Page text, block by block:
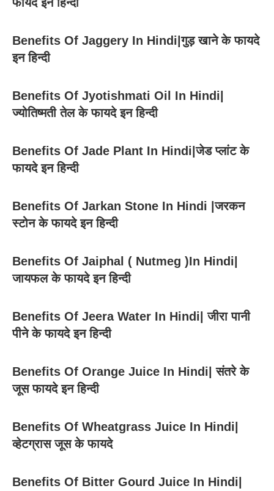
Benefits Of Jaggery In Hindi|गुड़ खाने के फायदे
इन हिन्दी
Benefits Of Jyotishmati Oil In Hindi|
ज्योतिष्मती तेल के फायदे इन हिन्दी
Benefits Of Jade Plant In Hindi|जेड प्लांट के
फायदे इन हिन्दी
Benefits Of Jarkan Stone In Hindi |जरकन
स्टोन के फायदे इन हिन्दी
Benefits Of Jaiphal ( Nutmeg )In Hindi|
जायफल के फायदे इन हिन्दी
Benefits Of Jeera Water In Hindi| जीरा पानी
पीने के फायदे इन हिन्दी
Benefits Of Orange Juice In Hindi| संतरे के
जूस फायदे इन हिन्दी
Benefits Of Wheatgrass Juice In Hindi|
व्हेटग्रास जूस के फायदे
Benefits Of Bitter Gourd Juice In Hindi|